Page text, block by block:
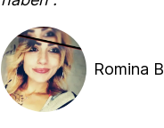
Romina